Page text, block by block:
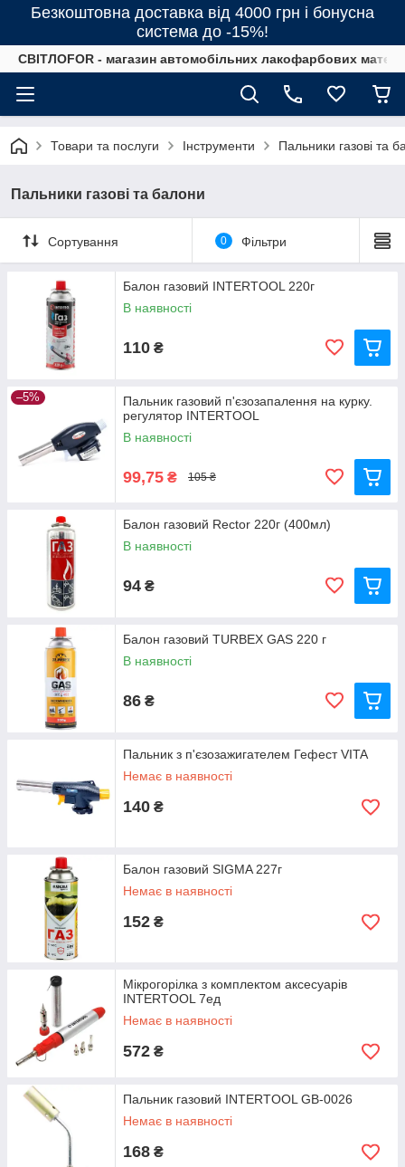
Безкоштовна доставка від 4000 грн і бонусна
система до -15%!
СВІТЛОFOR - магазин автомобільних лакофарбових
Товари та послуги Інструменти Пальники газові та
Пальники газові та балони
Сортування 0 Фільтри
Балон газовий INTERTOOL 220г
В наявності
110 ₴
–5%
Пальник газовий п'єзозапалення на курку.
регулятор INTERTOOL
В наявності
99,75 ₴ 105 ₴
Балон газовий Rector 220г (400мл)
В наявності
94 ₴
Балон газовий TURBEX GAS 220 г
В наявності
86 ₴
Пальник з п'єзозажигателем Гефест VITA
Немає в наявності
140 ₴
Балон газовий SIGMA 227г
Немає в наявності
152 ₴
Мікрогорілка з комплектом аксесуарів
INTERTOOL 7ед
Немає в наявності
572 ₴
Пальник газовий INTERTOOL GB-0026
Немає в наявності
168 ₴